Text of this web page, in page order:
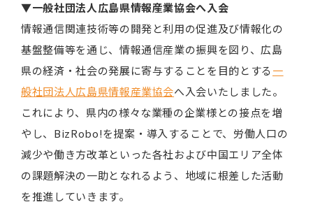
▼一般社団法人広島県情報産業協会へ入会
情報通信関連技術等の開発と利用の促進及び情報化の
基盤整備等を通じ、情報通信産業の振興を図り、広島
県の経済・社会の発展に寄与することを目的とする 一
般社団法人広島県情報産業協会へ入会いたしました。
これにより、県内の様々な業種の企業様との接点を増
やし、BizRobo!を提案・導入することで、労働人口の
減少や働き方改革といった各社および中国エリア全体
の課題解決の一助となれるよう、地域に根差した活動
を推進していきます。